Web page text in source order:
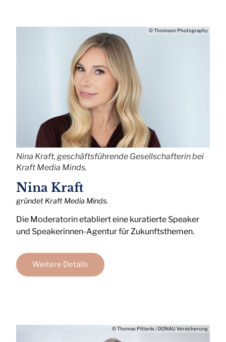
© Thomsen Photography
Nina Kraft, geschäftsführende Gesellschafterin bei
Kraft Media Minds.
Nina Kraft
gründet Kraft Media Minds.
Die Moderatorin etabliert eine kuratierte Speaker
und Speakerinnen-Agentur für Zukunftsthemen.
Weitere Details
© Thomas Pitterle / DONAU Versicherung